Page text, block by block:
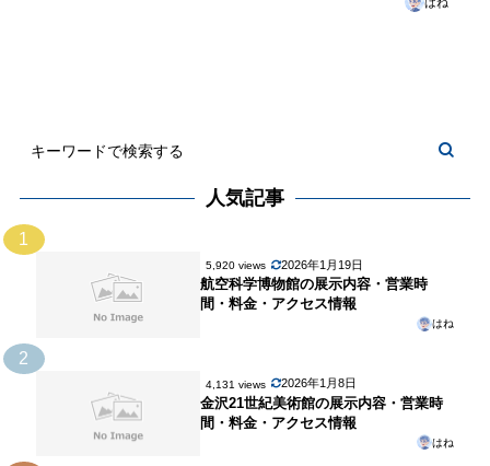
人気記事
1
5,920 views 2026年1月19日
航空科学博物館の展示内容・営業時
間・料金・アクセス情報
はね
2
4,131 views 2026年1月8日
金沢21世紀美術館の展示内容・営業時
間・料金・アクセス情報
はね